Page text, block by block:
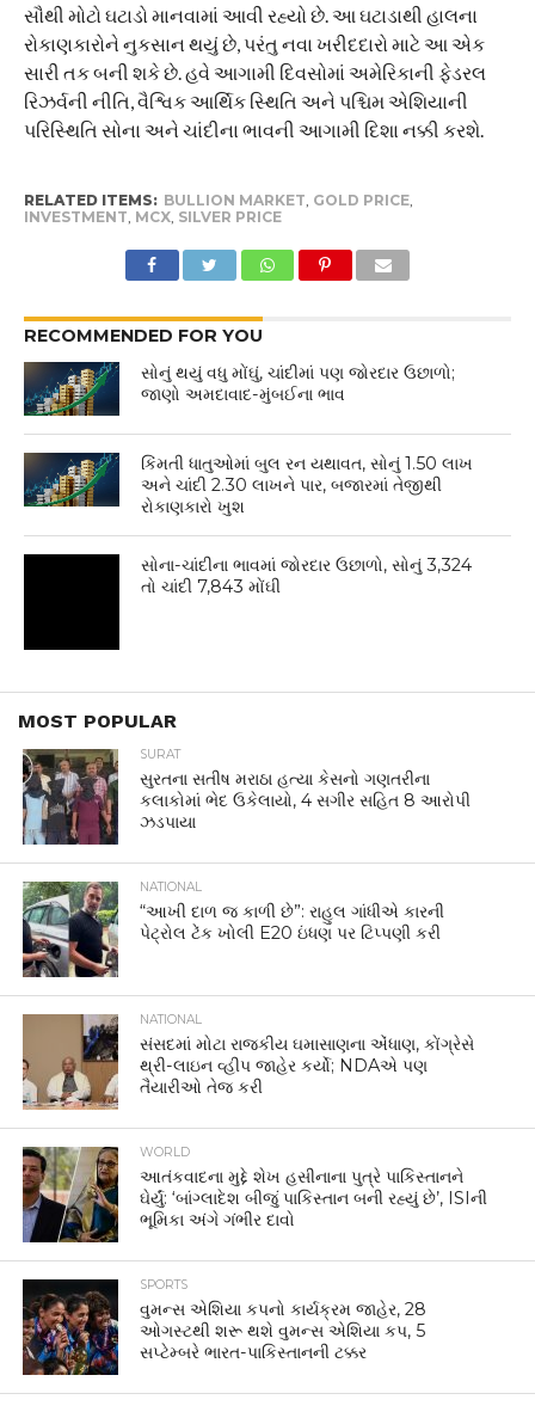
સૌથી મોટો ઘટાડો માનવામાં આવી રહ્યો છે. આ ઘટાડાથી હાલના
રોકાણકારોને નુકસાન થયું છે, પરંતુ નવા ખરીદદારો માટે આ એક
સારી તક બની શકે છે. હવે આગામી દિવસોમાં અમેરિકાની ફેડરલ
રિઝર્વની નીતિ, વૈશ્વિક આર્થિક સ્થિતિ અને પશ્ચિમ એશિયાની
પરિસ્થિતિ સોના અને ચાંદીના ભાવની આગામી દિશા નક્કી કરશે.
RELATED ITEMS: BULLION MARKET, GOLD PRICE,
INVESTMENT, MCX, SILVER PRICE
RECOMMENDED FOR YOU
સોનું થયું વધુ મોંઘું, ચાંદીમાં પણ જોરદાર ઉછાળો;
જાણો અમદાવાદ-મુંબઈના ભાવ
કિંમતી ધાતુઓમાં બુલ રન યથાવત, સોનું 1.50 લાખ
અને ચાંદી 2.30 લાખને પાર, બજારમાં તેજીથી
રોકાણકારો ખુશ
સોના-ચાંદીના ભાવમાં જોરદાર ઉછાળો, સોનું 3,324
તો ચાંદી 7,843 મોંઘી
MOST POPULAR
SURAT
સુરતના સતીષ મરાઠા હત્યા કેસનો ગણતરીના
કલાકોમાં ભેદ ઉકેલાયો, 4 સગીર સહિત 8 આરોપી
ઝડપાયા
NATIONAL
“આખી દાળ જ કાળી છે”: રાહુલ ગાંધીએ કારની
પેટ્રોલ ટેંક ખોલી E20 ઇંધણ પર ટિપ્પણી કરી
NATIONAL
સંસદમાં મોટા રાજકીય ઘમાસાણના એંધાણ, કોંગ્રેસે
થ્રી-લાઇન વ્હીપ જાહેર કર્યો; NDAએ પણ
તૈયારીઓ તેજ કરી
WORLD
આતંકવાદના મુદ્દે શેખ હસીનાના પુત્રે પાકિસ્તાનને
ઘેર્યું: ‘બાંગ્લાદેશ બીજું પાકિસ્તાન બની રહ્યું છે’, ISIની
ભૂમિકા અંગે ગંભીર દાવો
SPORTS
વુમન્સ એશિયા કપનો કાર્યક્રમ જાહેર, 28
ઓગસ્ટથી શરૂ થશે વુમન્સ એશિયા કપ, 5
સપ્ટેમ્બરે ભારત-પાકિસ્તાનની ટક્કર